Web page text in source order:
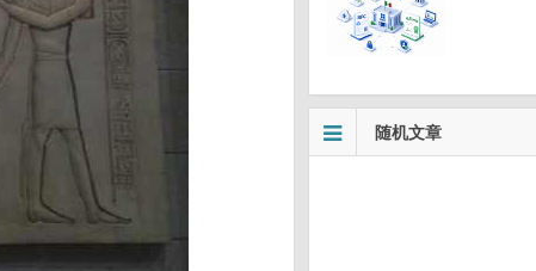
随机文章